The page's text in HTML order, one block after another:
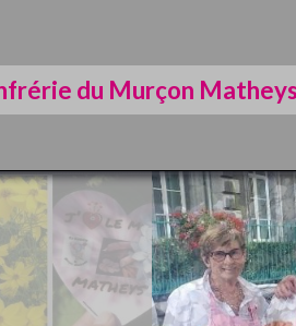
du Murçon